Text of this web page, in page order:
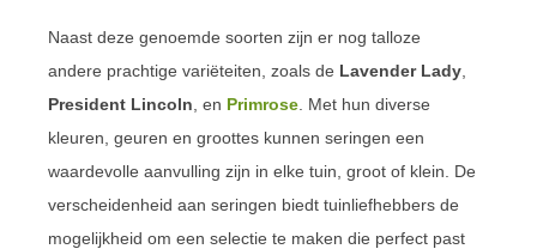
Naast deze genoemde soorten zijn er nog talloze
andere prachtige variëteiten, zoals de Lavender Lady
President Lincoln , en Primrose . Met hun diverse
kleuren, geuren en groottes kunnen seringen een
waardevolle aanvulling zijn in elke tuin, groot of klein. De
verscheidenheid aan seringen biedt tuinliefhebbers de
mogelijkheid om een selectie te maken die perfect past